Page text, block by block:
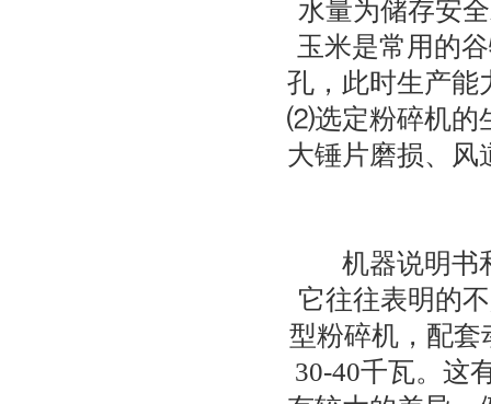
水量为储存安
玉米是常用的
孔，此时生产能
⑵选定粉碎机的
大锤片磨损、风
机器说明书和
它往往表明的
型粉碎机，配套
30-40千瓦。这